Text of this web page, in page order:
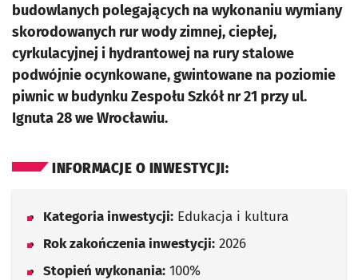
budowlanych polegających na wykonaniu wymiany
skorodowanych rur wody zimnej, ciepłej,
cyrkulacyjnej i hydrantowej na rury stalowe
podwójnie ocynkowane, gwintowane na poziomie
piwnic w budynku Zespołu Szkół nr 21 przy ul.
Ignuta 28 we Wrocławiu.
INFORMACJE O INWESTYCJI:
Kategoria inwestycji: Edukacja i kultura
Rok zakończenia inwestycji: 2026
Stopień wykonania: 100%